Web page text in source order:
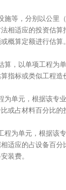
，分别以公里（
相适应的投资估
概算定额进行估算
，以单项工程为
指标或类似工程造
单元，根据该专
或占材料百分比
为单元，根据该
适应的占设备百
装费。